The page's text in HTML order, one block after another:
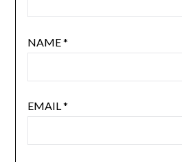
NAME*
EMAIL*